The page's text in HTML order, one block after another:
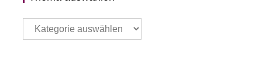
Thema
auswählen